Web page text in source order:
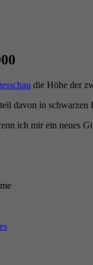
die Höhe der
davon in
ich mir ein neues